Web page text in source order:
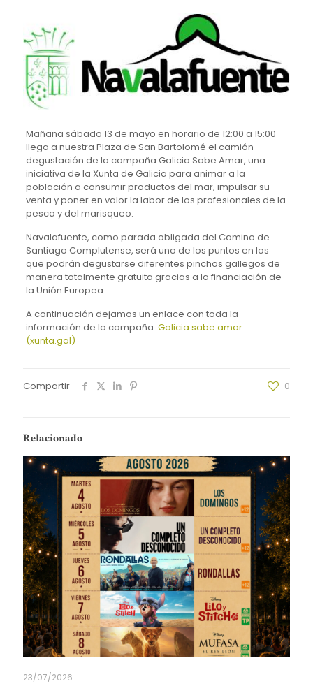
Mañana sábado 13 de mayo en horario de 12:00 a 15:00
llega a nuestra Plaza de San Bartolomé el camión
degustación de la campaña Galicia Sabe Amar, una
iniciativa de la Xunta de Galicia para animar a la
población a consumir productos del mar, impulsar su
venta y poner en valor la labor de los profesionales de la
pesca y del marisqueo.
Navalafuente, como parada obligada del Camino de
Santiago Complutense, será uno de los puntos en los
que podrán degustarse diferentes pinchos gallegos de
manera totalmente gratuita gracias a la financiación de
la Unión Europea.
A continuación dejamos un enlace con toda la
información de la campaña: Galicia sabe amar
(xunta.gal)
Compartir 0
Relacionado
23/07/2026